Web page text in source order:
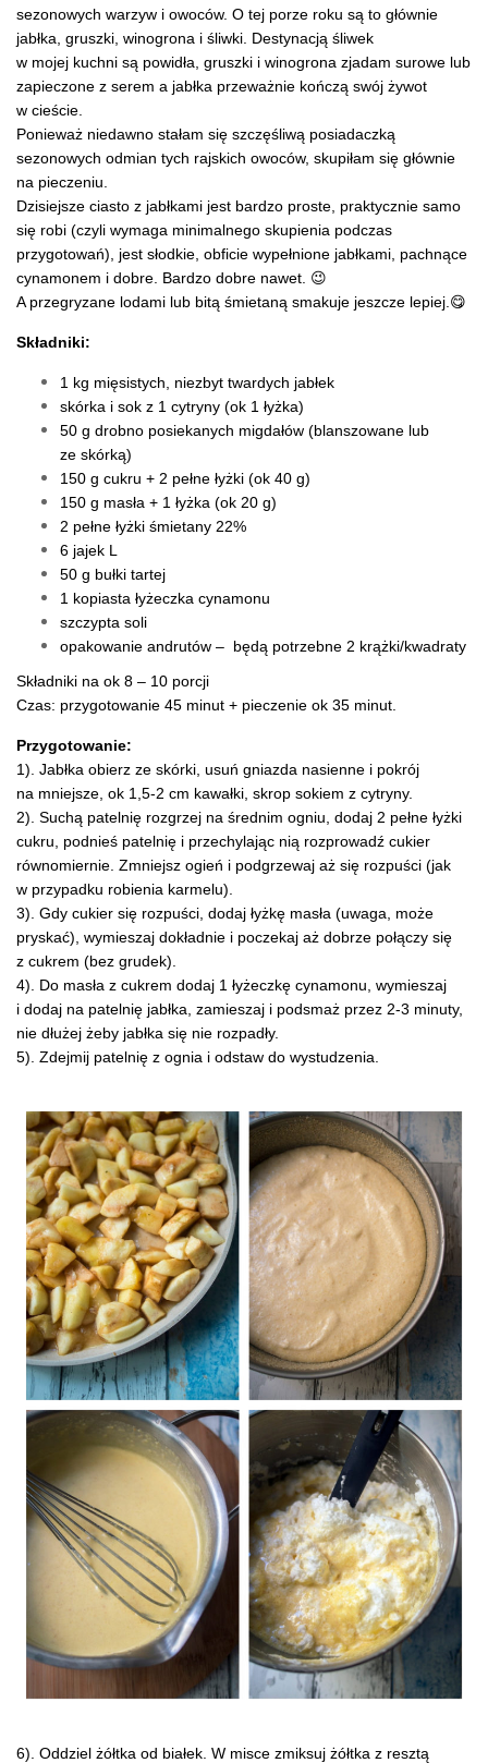
sezonowych warzyw i owoców. O tej porze roku są to głównie
jabłka, gruszki, winogrona i śliwki. Destynacją śliwek
w mojej kuchni są powidła, gruszki i winogrona zjadam surowe lub
zapieczone z serem a jabłka przeważnie kończą swój żywot
w cieście.
Ponieważ niedawno stałam się szczęśliwą posiadaczką
sezonowych odmian tych rajskich owoców, skupiłam się głównie
na pieczeniu.
Dzisiejsze ciasto z jabłkami jest bardzo proste, praktycznie samo
się robi (czyli wymaga minimalnego skupienia podczas
przygotowań), jest słodkie, obficie wypełnione jabłkami, pachnące
cynamonem i dobre. Bardzo dobre nawet. 😉
A przegryzane lodami lub bitą śmietaną smakuje jeszcze lepiej.😋
Składniki:
1 kg mięsistych, niezbyt twardych jabłek
skórka i sok z 1 cytryny (ok 1 łyżka)
50 g drobno posiekanych migdałów (blanszowane lub
ze skórką)
150 g cukru + 2 pełne łyżki (ok 40 g)
150 g masła + 1 łyżka (ok 20 g)
2 pełne łyżki śmietany 22%
6 jajek L
50 g bułki tartej
1 kopiasta łyżeczka cynamonu
szczypta soli
opakowanie andrutów – będą potrzebne 2 krążki/kwadraty
Składniki na ok 8 – 10 porcji
Czas: przygotowanie 45 minut + pieczenie ok 35 minut.
Przygotowanie:
1). Jabłka obierz ze skórki, usuń gniazda nasienne i pokrój
na mniejsze, ok 1,5-2 cm kawałki, skrop sokiem z cytryny.
2). Suchą patelnię rozgrzej na średnim ogniu, dodaj 2 pełne łyżki
cukru, podnieś patelnię i przechylając nią rozprowadź cukier
równomiernie. Zmniejsz ogień i podgrzewaj aż się rozpuści (jak
w przypadku robienia karmelu).
3). Gdy cukier się rozpuści, dodaj łyżkę masła (uwaga, może
pryskać), wymieszaj dokładnie i poczekaj aż dobrze połączy się
z cukrem (bez grudek).
4). Do masła z cukrem dodaj 1 łyżeczkę cynamonu, wymieszaj
i dodaj na patelnię jabłka, zamieszaj i podsmaż przez 2-3 minuty,
nie dłużej żeby jabłka się nie rozpadły.
5). Zdejmij patelnię z ognia i odstaw do wystudzenia.
6). Oddziel żółtka od białek. W misce zmiksuj żółtka z resztą